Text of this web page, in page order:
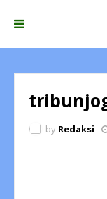
by Redaksi